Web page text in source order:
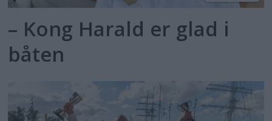
– Kong Harald er glad i
båten